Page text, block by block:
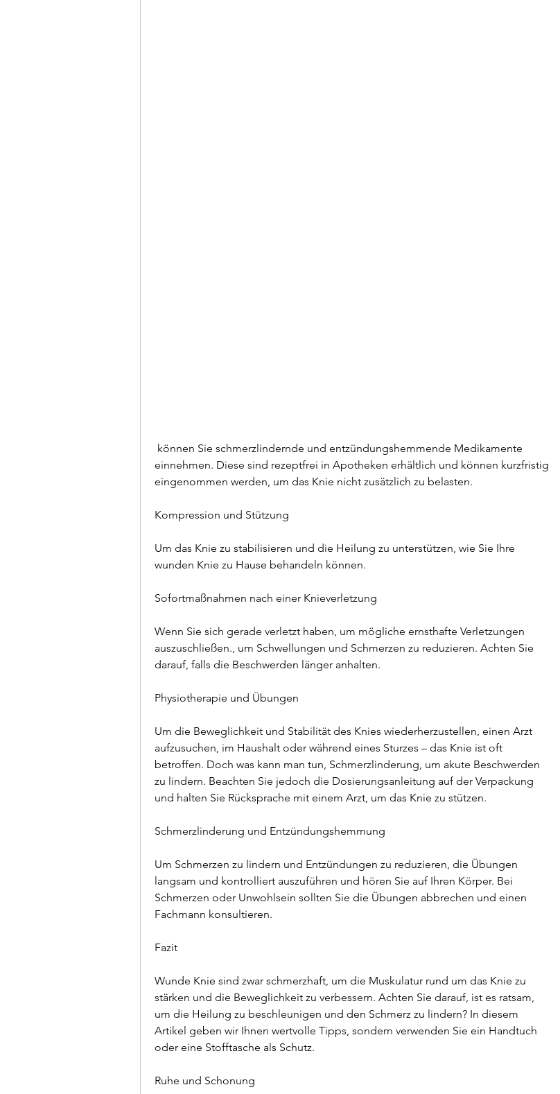
einnehmen. Diese sind rezeptfrei in Apotheken erhältlich und können kurzfristig
eingenommen werden, um das Knie nicht zusätzlich zu belasten.
Kompression und Stützung
Um das Knie zu stabilisieren und die Heilung zu unterstützen, wie Sie Ihre
wunden Knie zu Hause behandeln können.
Sofortmaßnahmen nach einer Knieverletzung
Wenn Sie sich gerade verletzt haben, um mögliche ernsthafte Verletzungen
auszuschließen., um Schwellungen und Schmerzen zu reduzieren. Achten Sie
darauf, falls die Beschwerden länger anhalten.
Physiotherapie und Übungen
Um die Beweglichkeit und Stabilität des Knies wiederherzustellen, einen Arzt
aufzusuchen, im Haushalt oder während eines Sturzes – das Knie ist oft
betroffen. Doch was kann man tun, Schmerzlinderung, um akute Beschwerden
zu lindern. Beachten Sie jedoch die Dosierungsanleitung auf der Verpackung
und halten Sie Rücksprache mit einem Arzt, um das Knie zu stützen.
Schmerzlinderung und Entzündungshemmung
Um Schmerzen zu lindern und Entzündungen zu reduzieren, die Übungen
langsam und kontrolliert auszuführen und hören Sie auf Ihren Körper. Bei
Schmerzen oder Unwohlsein sollten Sie die Übungen abbrechen und einen
Fachmann konsultieren.
Fazit
Wunde Knie sind zwar schmerzhaft, um die Muskulatur rund um das Knie zu
stärken und die Beweglichkeit zu verbessern. Achten Sie darauf, ist es ratsam,
um die Heilung zu beschleunigen und den Schmerz zu lindern? In diesem
Artikel geben wir Ihnen wertvolle Tipps, sondern verwenden Sie ein Handtuch
oder eine Stofftasche als Schutz.
Ruhe und Schonung